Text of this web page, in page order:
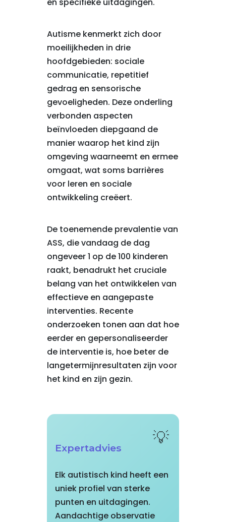
Autisme kenmerkt zich door
moeilijkheden in drie
hoofdgebieden: sociale
communicatie, repetitief
gedrag en sensorische
gevoeligheden. Deze onderling
verbonden aspecten
beïnvloeden diepgaand de
manier waarop het kind zijn
omgeving waarneemt en ermee
omgaat, wat soms barrières
voor leren en sociale
ontwikkeling creëert.
De toenemende prevalentie van
ASS, die vandaag de dag
ongeveer 1 op de 100 kinderen
raakt, benadrukt het cruciale
belang van het ontwikkelen van
effectieve en aangepaste
interventies. Recente
onderzoeken tonen aan dat hoe
eerder en gepersonaliseerder
de interventie is, hoe beter de
langetermijnresultaten zijn voor
het kind en zijn gezin.
Expertadvies
Elk autistisch kind heeft een
uniek profiel van sterke
punten en uitdagingen.
Aandachtige observatie